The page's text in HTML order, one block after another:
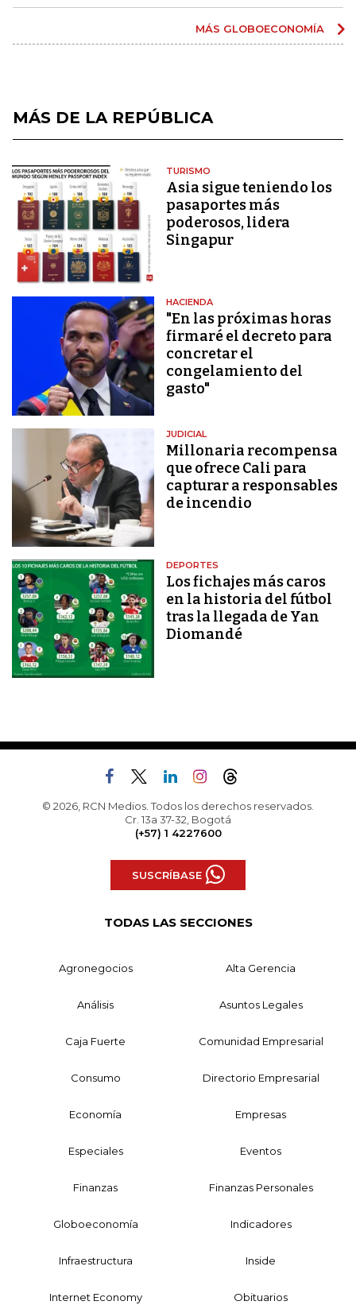
MÁS GLOBOECONOMÍA
MÁS DE LA REPÚBLICA
TURISMO
Asia sigue teniendo los
pasaportes más
poderosos, lidera
Singapur
HACIENDA
"En las próximas horas
firmaré el decreto para
concretar el
congelamiento del
gasto"
JUDICIAL
Millonaria recompensa
que ofrece Cali para
capturar a responsables
de incendio
DEPORTES
Los fichajes más caros
en la historia del fútbol
tras la llegada de Yan
Diomandé
© 2026, RCN Medios. Todos los derechos reservados.
Cr. 13a 37-32, Bogotá
(+57) 1 4227600
SUSCRÍBASE
TODAS LAS SECCIONES
Agronegocios Alta Gerencia
Análisis Asuntos Legales
Caja Fuerte Comunidad Empresarial
Consumo Directorio Empresarial
Economía Empresas
Especiales Eventos
Finanzas Finanzas Personales
Globoeconomía Indicadores
Infraestructura Inside
Internet Economy Obituarios